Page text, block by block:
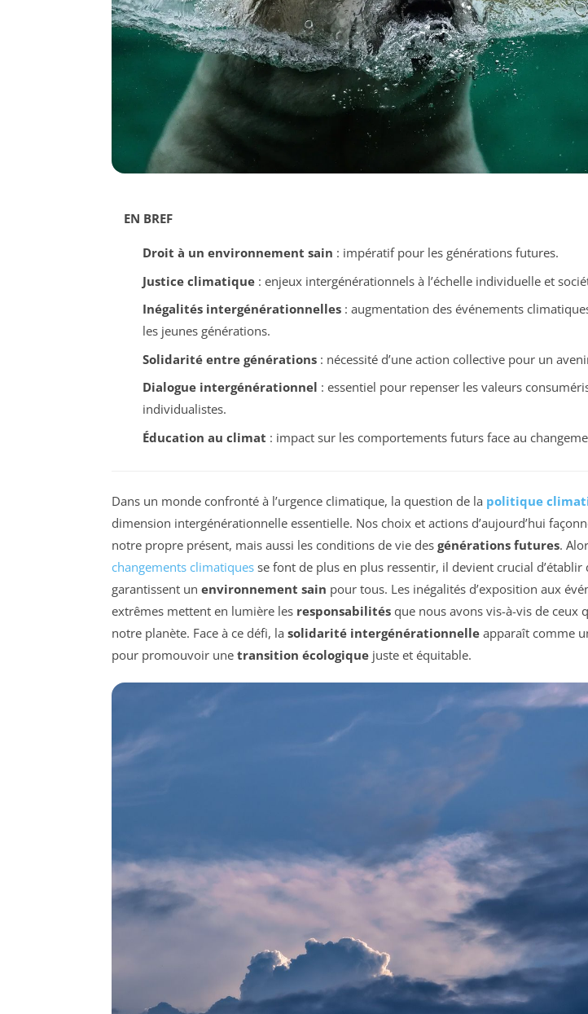
EN BREF
Droit à un environnement sain : impératif pour les générations futures.
Justice climatique: enjeux intergénérationnels à l’échelle individuelle et
Inégalités intergénérationnelles: augmentation des événements
les jeunes générations.
Solidarité entre générations: nécessité d’une action collective pour un
Dialogue intergénérationnel : essentiel pour repenser les valeurs
individualistes.
Éducation au climat : impact sur les comportements futurs face au
Dans un monde confronté à l’urgence climatique, la question de la politique
dimension intergénérationnelle essentielle. Nos choix et actions d’aujourd’hui
notre propre présent, mais aussi les conditions de vie des générations futures.
changements climatiques se font de plus en plus ressentir, il devient crucial
garantissent un environnement sain pour tous. Les inégalités d’exposition aux
extrêmes mettent en lumière les responsabilités que nous avons vis-à-vis de ceux
notre planète. Face à ce défi, la solidarité intergénérationnelle apparaît comme
pour promouvoir une transition écologique juste et équitable.